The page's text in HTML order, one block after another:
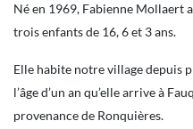
Né en 1969, Fabienne Mollaert
trois enfants de 16, 6 et 3 ans.
Elle habite notre village depuis
l’âge d’un an qu’elle arrive à
provenance de Ronquières.